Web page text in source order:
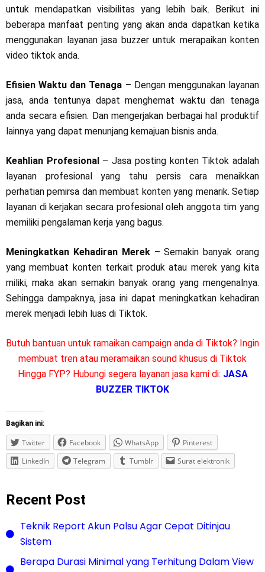
untuk mendapatkan visibilitas yang lebih baik. Berikut ini
beberapa manfaat penting yang akan anda dapatkan ketika
menggunakan layanan jasa buzzer untuk merapaikan konten
video tiktok anda.
Efisien Waktu dan Tenaga – Dengan menggunakan layanan
jasa, anda tentunya dapat menghemat waktu dan tenaga
anda secara efisien. Dan mengerjakan berbagai hal produktif
lainnya yang dapat menunjang kemajuan bisnis anda.
Keahlian Profesional– Jasa posting konten Tiktok adalah
layanan profesional yang tahu persis cara menaikkan
perhatian pemirsa dan membuat konten yang menarik. Setiap
layanan di kerjakan secara profesional oleh anggota tim yang
memiliki pengalaman kerja yang bagus.
Meningkatkan Kehadiran Merek– Semakin banyak orang
yang membuat konten terkait produk atau merek yang kita
miliki, maka akan semakin banyak orang yang mengenalnya.
Sehingga dampaknya, jasa ini dapat meningkatkan kehadiran
merek menjadi lebih luas di Tiktok.
Butuh bantuan untuk ramaikan campaign anda di Tiktok? Ingin
membuat tren atau meramaikan sound khusus di Tiktok
Hingga FYP? Hubungi segera layanan jasa kami di: JASA
BUZZER TIKTOK
Bagikan ini:
Twitter Facebook WhatsApp
Pinterest
LinkedIn
Telegram Tumblr Surat elektronik
Recent Post
Teknik Report Akun Palsu Agar Cepat Ditinjau
Sistem
Berapa Durasi Minimal yang Terhitung Dalam View